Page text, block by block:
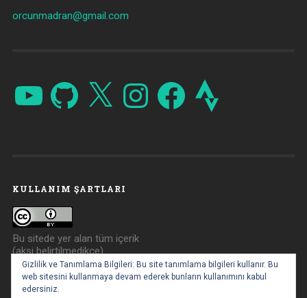
orcunmadran@gmail.com
GitHub X InstagramFacebook Strava
KULLANIM ŞARTLARI
Bu sitede yer alan tüm içerik
(aksi belirtilmedikçe)
Creative Commons Atıf 4.0
ile lisanslanmıştır.
Gizlilik ve Tanımlama Bilgileri: Bu site tanımlama bilgileri kullanır. Bu
web sitesini kullanmaya devam ederek bunların kullanımını kabul
edersiniz.